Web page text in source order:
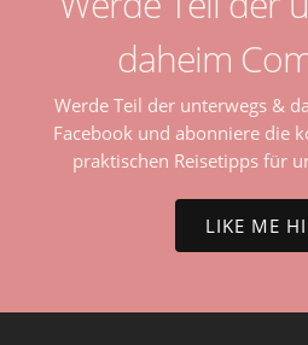
daheim
Werde Teil der unterwegs &
Facebook und abonniere die
praktischen Reisetipps für
LIKE ME